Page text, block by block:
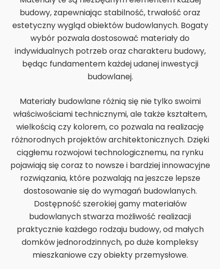
budowy, zapewniając stabilność, trwałość oraz
estetyczny wygląd obiektów budowlanych. Bogaty
wybór pozwala dostosować materiały do
indywidualnych potrzeb oraz charakteru budowy,
będąc fundamentem każdej udanej inwestycji
budowlanej.
Materiały budowlane różnią się nie tylko swoimi
właściwościami technicznymi, ale także kształtem,
wielkością czy kolorem, co pozwala na realizację
różnorodnych projektów architektonicznych. Dzięki
ciągłemu rozwojowi technologicznemu, na rynku
pojawiają się coraz to nowsze i bardziej innowacyjne
rozwiązania, które pozwalają na jeszcze lepsze
dostosowanie się do wymagań budowlanych.
Dostępność szerokiej gamy materiałów
budowlanych stwarza możliwość realizacji
praktycznie każdego rodzaju budowy, od małych
domków jednorodzinnych, po duże kompleksy
mieszkaniowe czy obiekty przemysłowe.